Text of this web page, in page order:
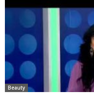
Beauty